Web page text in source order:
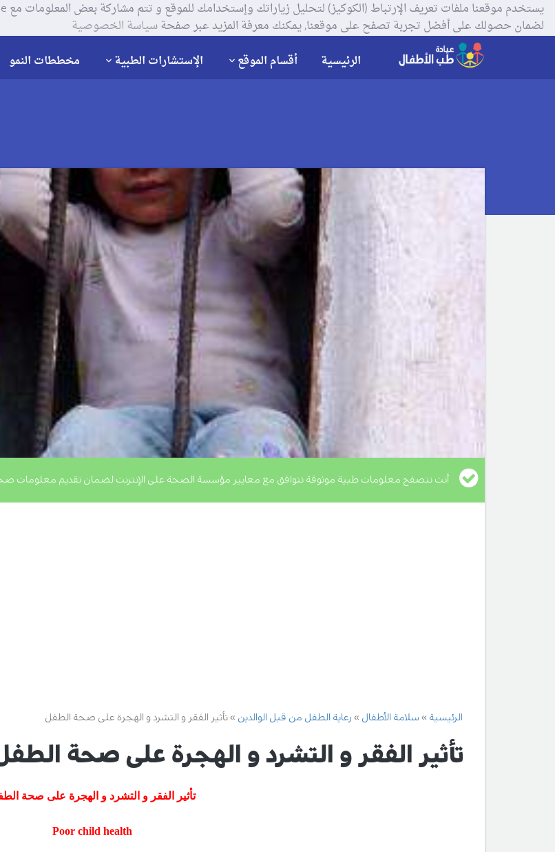
لضمان حصولك على أفضل تجربة تصفح على موقعنا, يمكنك معرفة المزيد عبر صفحةسياسة الخصوصية
الرئيسية أقسام الموقع الإستشارات الطبية مخططات النمو
أنت تتصفح معلومات طبية موثوقة تتوافق مع معايير مؤسسة الصحة على الإنترنت لضمان تقديم معلومات
الرئيسية سلامة الأطفال رعاية الطفل من قبل الوالدين تأثير الفقر و التشرد و الهجرة على صحة الطفل
تأثير الفقر و التشرد و الهجرة على صحة
تأثير الفقر و التشرد و الهجرة على صحة
Poor child health